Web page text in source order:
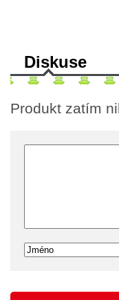
Diskuse
Produkt zatím